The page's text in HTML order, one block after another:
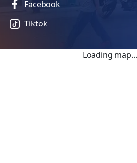
Facebook
Tiktok
Loading map...